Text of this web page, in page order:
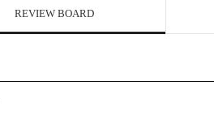
REVIEW BOARD